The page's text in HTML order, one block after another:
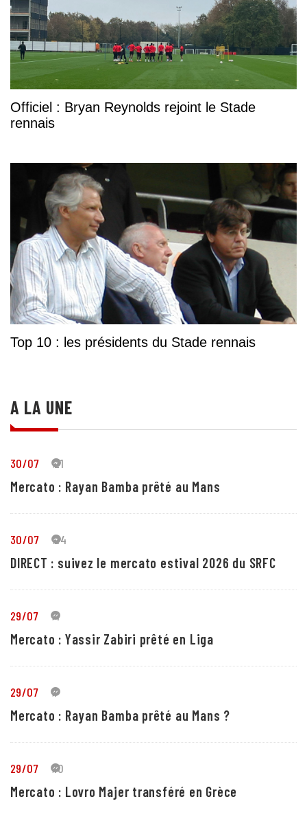
Officiel : Bryan Reynolds rejoint le Stade
rennais
Top 10 : les présidents du Stade rennais
A LA UNE
30/07 21
Mercato : Rayan Bamba prêté au Mans
30/07 24
DIRECT : suivez le mercato estival 2026 du SRFC
29/07 4
Mercato : Yassir Zabiri prêté en Liga
29/07 1
Mercato : Rayan Bamba prêté au Mans ?
29/07 10
Mercato : Lovro Majer transféré en Grèce